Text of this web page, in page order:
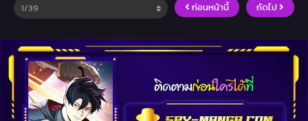
ก่อนหน้านี้ ถัดไป